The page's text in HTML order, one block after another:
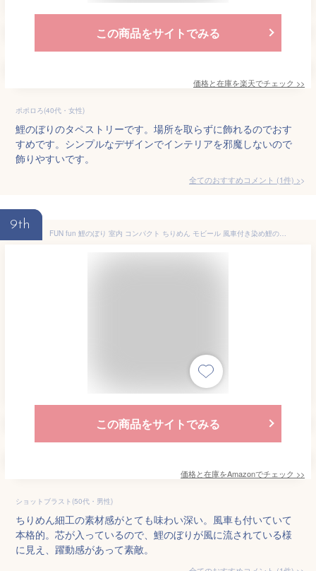
この商品をサイトでみる
価格と在庫を楽天でチェック >>
ポポロろ(40代・女性)
鯉のぼりのタペストリーです。場所を取らずに飾れるのでおす
すめです。シンプルなデザインでインテリアを邪魔しないので
飾りやすいです。
全てのおすすめコメント (1件) >
9th
FUN fun 鯉のぼり 室内 コンパクト ちりめん モビール 風車付き染め鯉のぼり名入れ 名前木札(別送)つき S藍色
この商品をサイトでみる
価格と在庫をAmazonでチェック >>
ショットブラスト(50代・男性)
ちりめん細工の素材感がとても味わい深い。風車も付いていて
本格的。芯が入っているので、鯉のぼりが風に流されている様
に見え、躍動感があって素敵。